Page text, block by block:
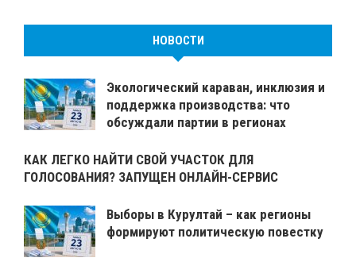
НОВОСТИ
Экологический караван, инклюзия и
поддержка производства: что
обсуждали партии в регионах
КАК ЛЕГКО НАЙТИ СВОЙ УЧАСТОК ДЛЯ
ГОЛОСОВАНИЯ? ЗАПУЩЕН ОНЛАЙН-СЕРВИС
Выборы в Курултай – как регионы
формируют политическую повестку